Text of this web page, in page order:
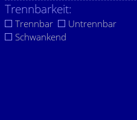
Trennbarkeit:
Trennbar
Untrennbar
Schwankend